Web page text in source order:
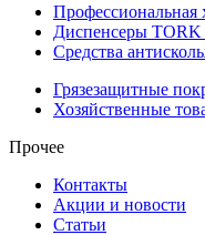
Профессиональная
Диспенсеры TORK
Cредства
Грязезащитные
Хозяйственные
Прочее
Контакты
Акции и новости
Статьи